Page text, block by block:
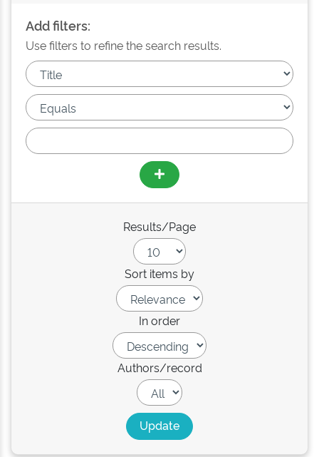
Add filters:
Use filters to refine the search results.
Results/Page
Sort items by
In order
Authors/record